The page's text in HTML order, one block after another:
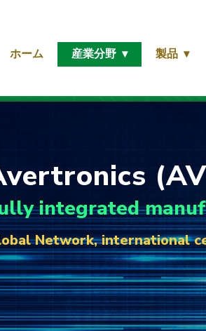
ホーム 産業分野 製品
integrated
Network, international